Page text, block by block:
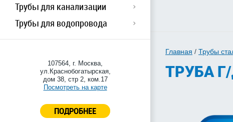
Трубы для канализации
Трубы для водопровода
107564, г. Москва,
ул.Краснобогатырская,
дом 38, стр 2, ком.17
Посмотреть на карте
ПОДРОБНЕЕ
Главная / Трубы
ТРУБА Г/